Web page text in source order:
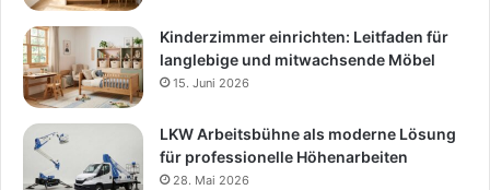
Kinderzimmer einrichten: Leitfaden für
langlebige und mitwachsende Möbel
15. Juni 2026
LKW Arbeitsbühne als moderne Lösung
für professionelle Höhenarbeiten
28. Mai 2026